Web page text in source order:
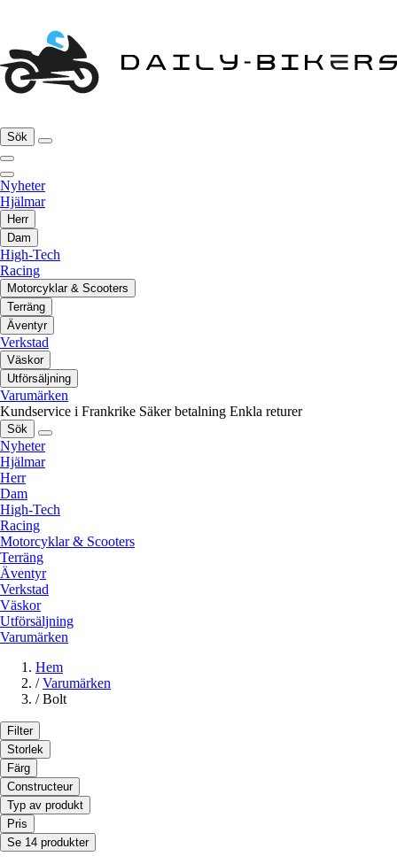
Sök
Nyheter
Hjälmar
Herr
Dam
High-Tech
Racing
Motorcyklar & Scooters
Terräng
Äventyr
Verkstad
Väskor
Utförsäljning
Varumärken
Kundservice i Frankrike Säker betalning Enkla returer
Sök
Nyheter
Hjälmar
Herr
Dam
High-Tech
Racing
Motorcyklar & Scooters
Terräng
Äventyr
Verkstad
Väskor
Utförsäljning
Varumärken
Hem
/ Varumärken
/ Bolt
Filter
Storlek
Färg
Constructeur
Typ av produkt
Pris
Se 14 produkter